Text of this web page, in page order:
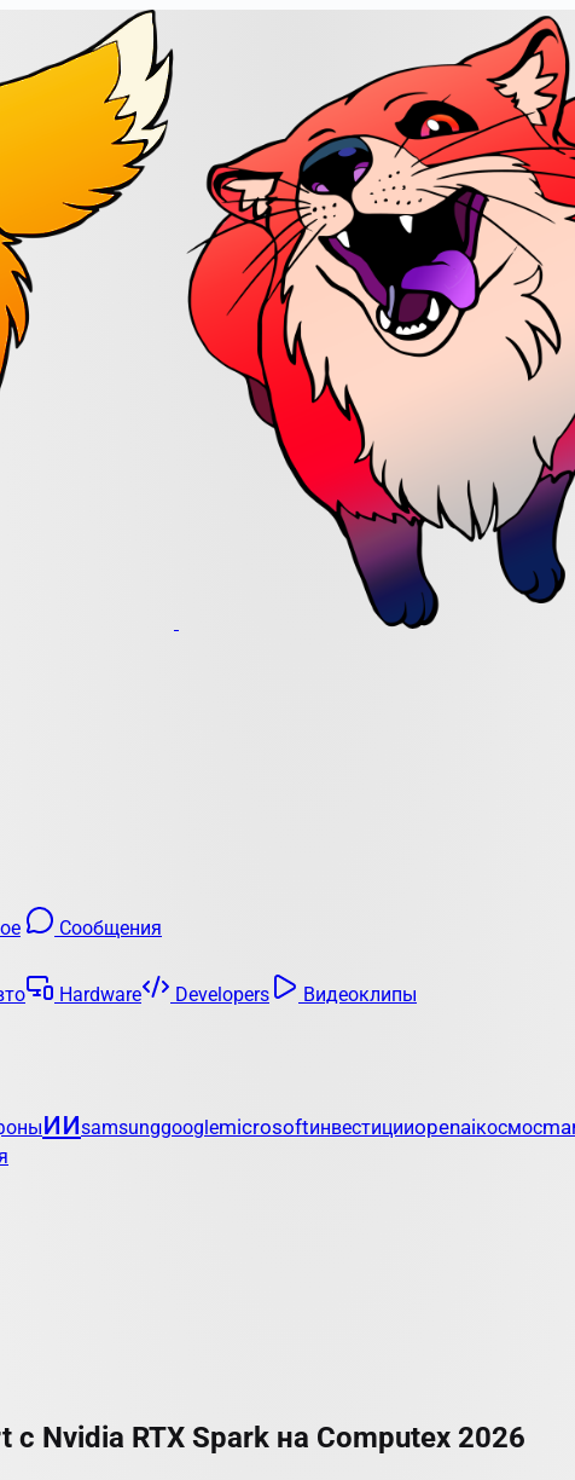
Сообщения
Hardware Developers
Видеоклипы
ииsamsunggooglemicrosoftинвестицииopenaiкосмос
Nvidia RTX Spark на Computex 2026